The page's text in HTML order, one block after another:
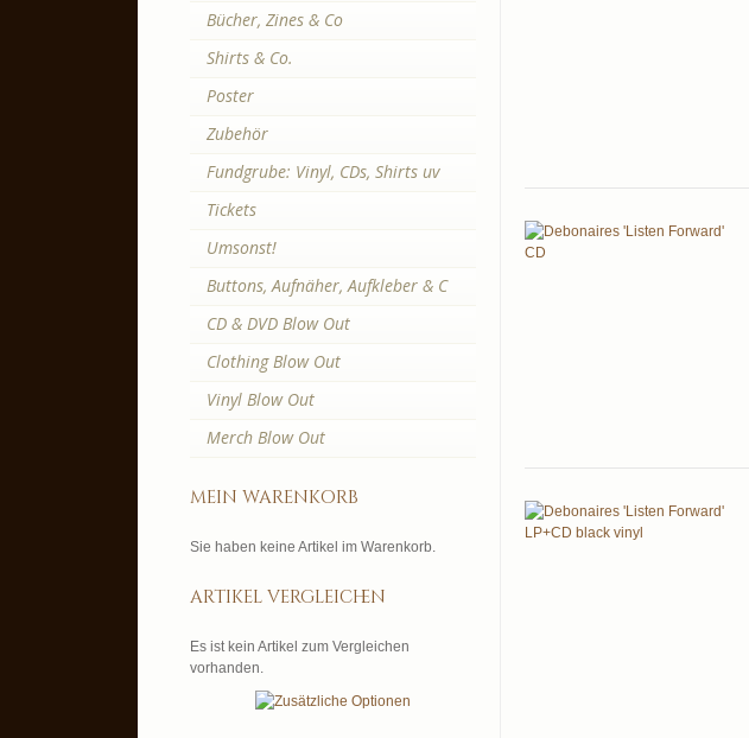
Bücher, Zines & Co
Shirts & Co.
Poster
Zubehör
Fundgrube: Vinyl, CDs, Shirts uv
Tickets
Umsonst!
Buttons, Aufnäher, Aufkleber & C
CD & DVD Blow Out
Clothing Blow Out
Vinyl Blow Out
Merch Blow Out
mein warenkorb
Sie haben keine Artikel im Warenkorb.
artikel vergleichen
Es ist kein Artikel zum Vergleichen
vorhanden.